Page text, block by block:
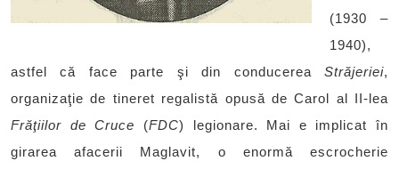
(1930 –
1940),
astfel că face parte şi din conducerea Străjeriei,
organizaţie de tineret regalistă opusă de Carol al II-lea
Frăţiilor de Cruce (FDC) legionare. Mai e implicat în
girarea afacerii Maglavit, o enormă escrocherie